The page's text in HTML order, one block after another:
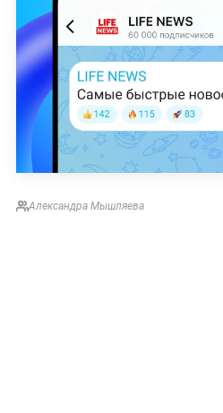
Александра Мышляева